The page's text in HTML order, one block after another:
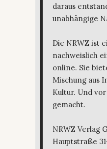
daraus
unabhängige
Die NRWZ ist
nachweislich
online. Sie
Mischung aus
Kultur. Und
gemacht.
NRWZ Verlag
Hauptstraße